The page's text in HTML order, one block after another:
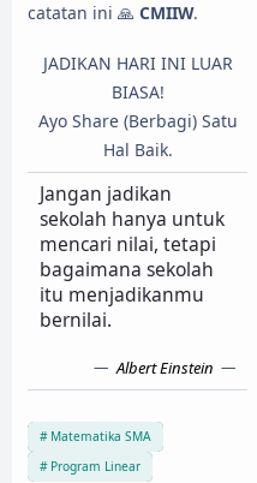
catatan ini 🙏 CMIIW.
JADIKAN HARI INI LUAR
BIASA!
Ayo Share (Berbagi) Satu
Hal Baik.
Jangan jadikan
sekolah hanya untuk
mencari nilai, tetapi
bagaimana sekolah
itu menjadikanmu
bernilai.
Albert Einstein
Matematika SMA
Program Linear